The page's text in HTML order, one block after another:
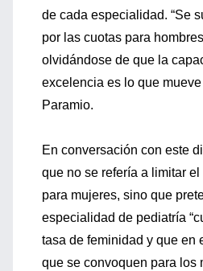
de cada especialidad. “Se
por las cuotas para
olvidándose de que la
excelencia es lo que
Paramio.
En conversación con este
que no se refería a limitar
para mujeres, sino que
especialidad de pediatría
tasa de feminidad y que en
que se convoquen para los